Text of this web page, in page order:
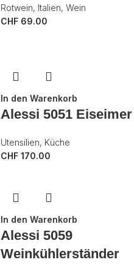
Rotwein, Italien, Wein
CHF 69.00
In den Warenkorb
Alessi 5051 Eiseimer
Utensilien, Küche
CHF 170.00
In den Warenkorb
Alessi 5059
Weinkühlerständer